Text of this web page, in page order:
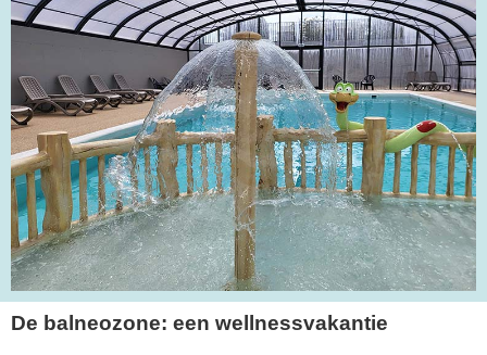
De balneozone: een wellnessvakantie